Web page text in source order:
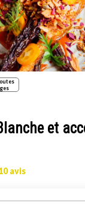
et
avis